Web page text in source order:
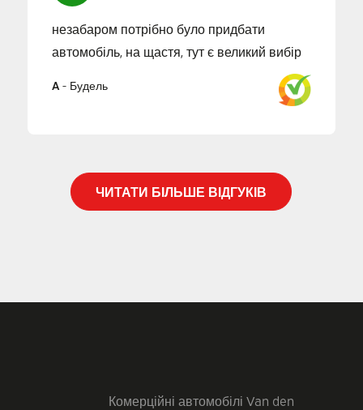
незабаром потрібно було придбати
автомобіль, на щастя, тут є великий вибір
A- Будель
ЧИТАТИ БІЛЬШЕ ВІДГУКІВ
Комерційні автомобілі Van den